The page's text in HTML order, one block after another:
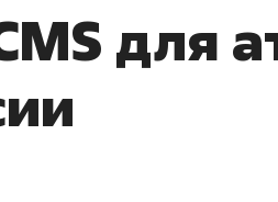
для
рынки, почему надо знать
чем интересен Оман?